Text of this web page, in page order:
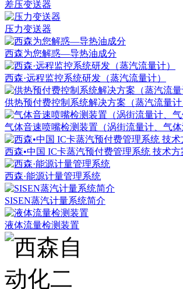
差压变送器
压力变送器
西森为您解惑—导热油成分
西森·远程监控系统研发（蒸汽流量计）
供热预付费控制系统解决方案（蒸汽流量计
气体音速喷嘴检测装置（涡街流量计、气体
西森•中国 IC卡蒸汽预付费管理系统 技术方
西森·能源计量管理系统
SISEN蒸汽计量系统简介
液体流量检测装置